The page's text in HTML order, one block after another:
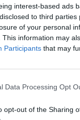
interest-based ads
to third
of your personal
This information may
Participants that may
Data Processing Opt
opt-out of the Sharing
daudz
ragu šūnas. Kad
neko
Mikus Dīriks.